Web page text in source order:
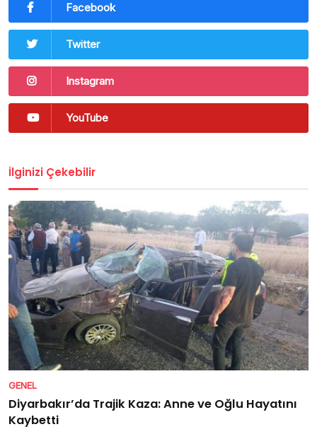
Facebook
Twitter
Instagram
YouTube
İlginizi Çekebilir
GENEL
Diyarbakır’da Trajik Kaza: Anne ve Oğlu Hayatını
Kaybetti